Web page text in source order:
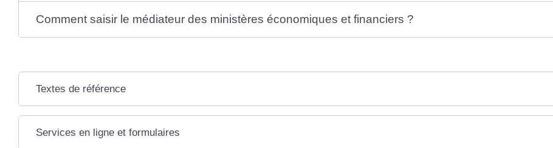
Comment saisir le médiateur des ministères économiques et financiers ?
Textes de référence
Services en ligne et formulaires